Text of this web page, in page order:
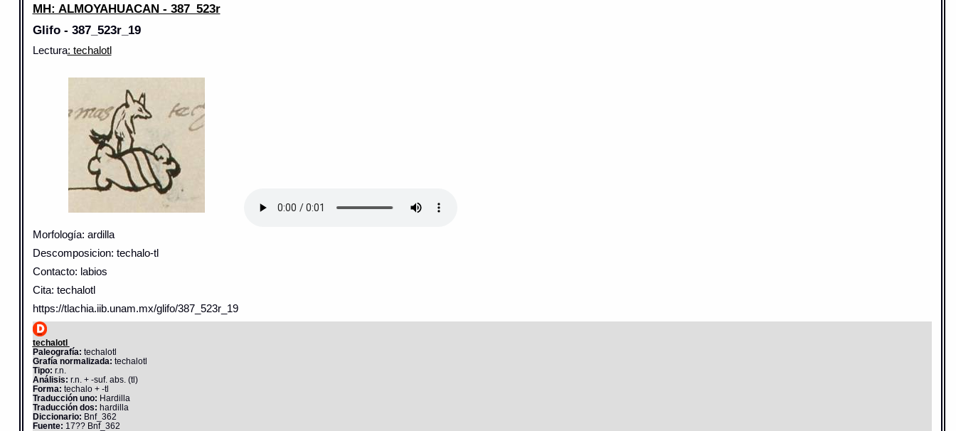
MH: ALMOYAHUACAN - 387_523r
Glifo - 387_523r_19
Lectura: techalotl
Morfología: ardilla
Descomposicion: techalo-tl
Contacto: labios
Cita: techalotl
https://tlachia.iib.unam.mx/glifo/387_523r_19
techalotl
Paleografía: techalotl
Grafía normalizada: techalotl
Tipo: r.n.
Análisis: r.n. + -suf. abs. (tl)
Forma: techalo + -tl
Traducción uno: Hardilla
Traducción dos: hardilla
Diccionario: Bnf_362
Fuente: 17?? Bnf_362